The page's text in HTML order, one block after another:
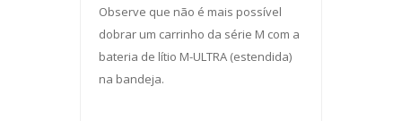
Observe que não é mais possível
dobrar um carrinho da série M com a
bateria de lítio M-ULTRA (estendida)
na bandeja.